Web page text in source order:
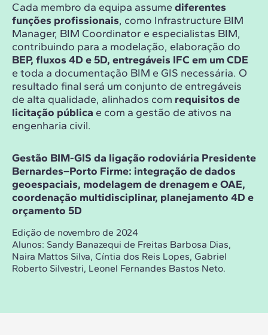
Cada membro da equipa assume diferentes
funções profissionais, como Infrastructure BIM
Manager, BIM Coordinator e especialistas BIM,
contribuindo para a modelação, elaboração do
BEP, fluxos 4D e 5D, entregáveis IFC em um CDE
e toda a documentação BIM e GIS necessária. O
resultado final será um conjunto de entregáveis
de alta qualidade, alinhados com requisitos de
licitação pública e com a gestão de ativos na
engenharia civil.
Gestão BIM-GIS da ligação rodoviária Presidente
Bernardes–Porto Firme: integração de dados
geoespaciais, modelagem de drenagem e OAE,
coordenação multidisciplinar, planejamento 4D e
orçamento 5D
Edição de novembro de 2024
Alunos: Sandy Banazequi de Freitas Barbosa Dias,
Naira Mattos Silva, Cíntia dos Reis Lopes, Gabriel
Roberto Silvestri, Leonel Fernandes Bastos Neto.